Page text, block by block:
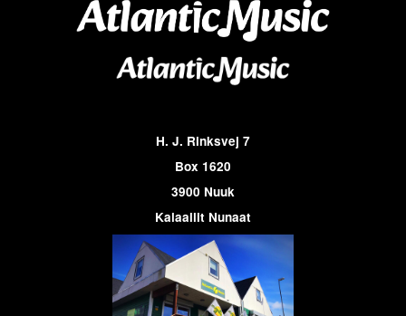
H. J. Rinksvej 7
Box 1620
3900 Nuuk
Kalaallit Nunaat